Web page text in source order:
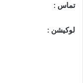
تماس :
لوکیشن :